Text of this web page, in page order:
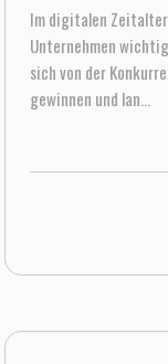
Im digitalen
Unternehmen
sich von der
gewinnen und lan...